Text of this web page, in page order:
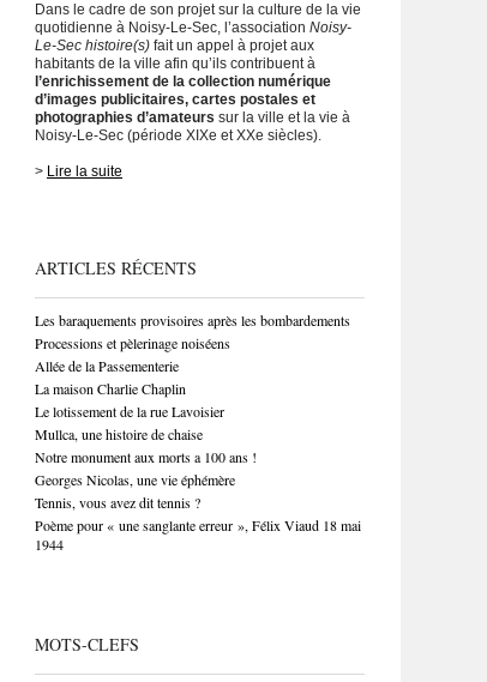
Dans le cadre de son projet sur la culture de la vie
quotidienne à Noisy-Le-Sec, l’association Noisy-
Le-Sec histoire(s) fait un appel à projet aux
habitants de la ville afin qu’ils contribuent à
l’enrichissement de la collection numérique
d’images publicitaires, cartes postales et
photographies d’amateurs sur la ville et la vie à
Noisy-Le-Sec (période XIXe et XXe siècles).
> Lire la suite
ARTICLES RÉCENTS
Les baraquements provisoires après les bombardements
Processions et pèlerinage noiséens
Allée de la Passementerie
La maison Charlie Chaplin
Le lotissement de la rue Lavoisier
Mullca, une histoire de chaise
Notre monument aux morts a 100 ans !
Georges Nicolas, une vie éphémère
Tennis, vous avez dit tennis ?
Poème pour « une sanglante erreur », Félix Viaud 18 mai
1944
MOTS-CLEFS